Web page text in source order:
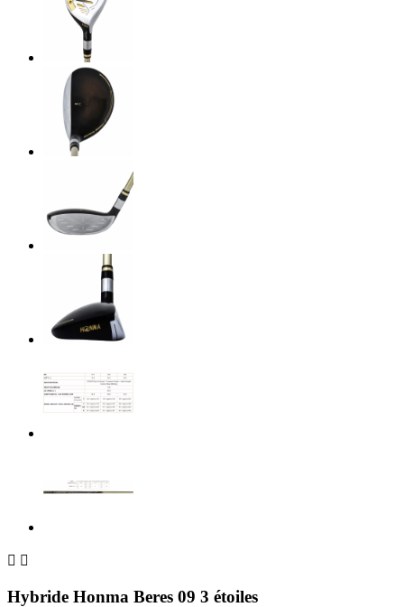
 
Hybride Honma Beres 09 3 étoiles